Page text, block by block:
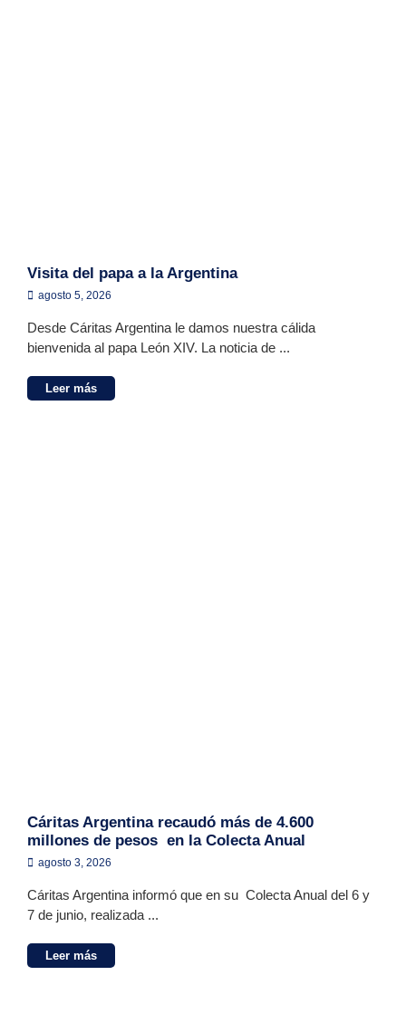
Visita del papa a la Argentina
agosto 5, 2026
Desde Cáritas Argentina le damos nuestra cálida
bienvenida al papa León XIV. La noticia de ...
Leer más
Cáritas Argentina recaudó más de 4.600
millones de pesos en la Colecta Anual
agosto 3, 2026
Cáritas Argentina informó que en su Colecta Anual del 6 y
7 de junio, realizada ...
Leer más